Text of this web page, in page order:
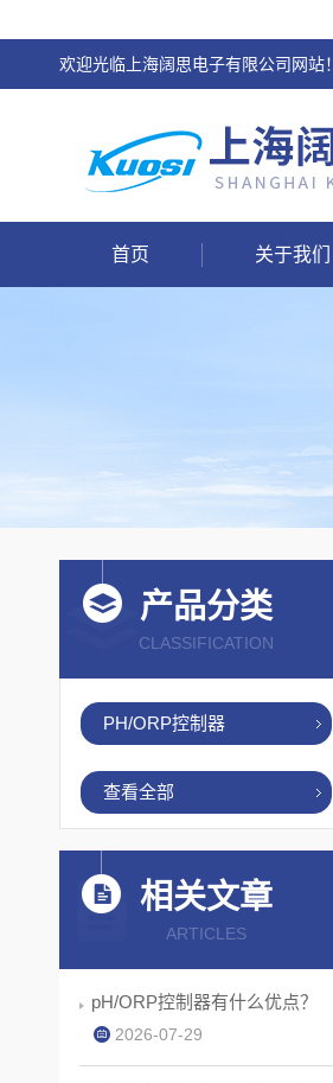
欢迎光临上海阔思电子有限公司网站！
首页 关于我们
产品分类
CLASSIFICATION
PH/ORP控制器
查看全部
相关文章
ARTICLES
pH/ORP控制器有什么优点？
2026-07-29